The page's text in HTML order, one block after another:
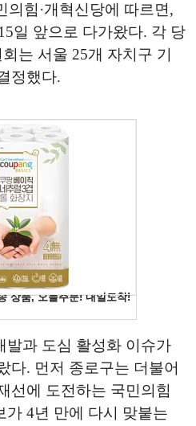
의힘·개혁신당에 따르면,
일 앞으로 다가왔다. 각 당
는 서울 25개 자치구 기
정했다.
발과 도심 활성화 이슈가
다. 먼저 종로구는 더불어
선에 도전하는 국민의힘
가 4년 만에 다시 맞붙는